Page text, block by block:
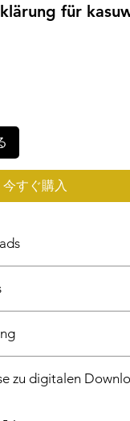
für
今すぐ購入
anpassbar
DSGVO
Bestimmungen
deines Shops
wir dir eine E-Mail
zu digitalen